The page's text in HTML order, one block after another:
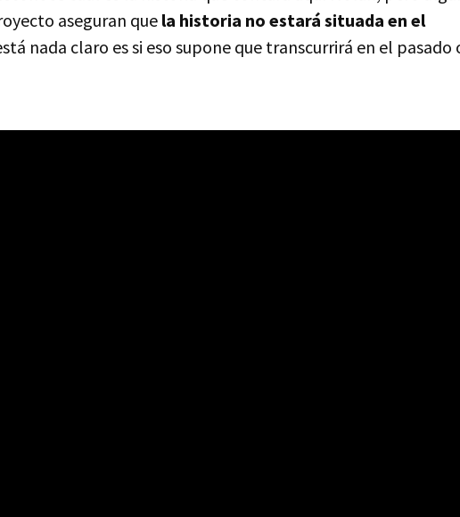
aseguran quela historia no estará situada en el
nada claro es si eso supone que transcurrirá en el pasado